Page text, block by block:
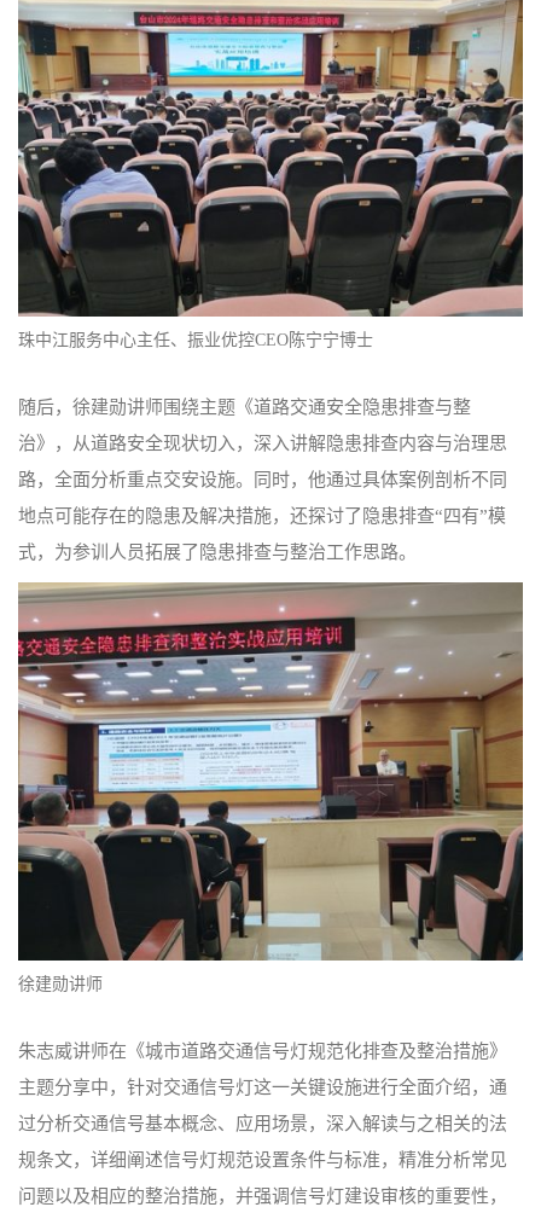
珠中江服务中心主任、振业优控CEO陈宁宁博士
随后，徐建勋讲师围绕主题《道路交通安全隐患排查与整
治》，从道路安全现状切入，深入讲解隐患排查内容与治理思
路，全面分析重点交安设施。同时，他通过具体案例剖析不同
地点可能存在的隐患及解决措施，还探讨了隐患排查“四有”模
式，为参训人员拓展了隐患排查与整治工作思路。
徐建勋讲师
朱志威讲师在《城市道路交通信号灯规范化排查及整治措施》
主题分享中，针对交通信号灯这一关键设施进行全面介绍，通
过分析交通信号基本概念、应用场景，深入解读与之相关的法
规条文，详细阐述信号灯规范设置条件与标准，精准分析常见
问题以及相应的整治措施，并强调信号灯建设审核的重要性，